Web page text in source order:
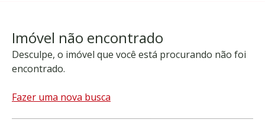
Imóvel não encontrado
Desculpe, o imóvel que você está procurando não foi
encontrado.
Fazer uma nova busca